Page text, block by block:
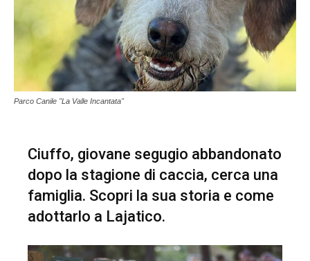
Parco Canile "La Valle Incantata"
Ciuffo, giovane segugio abbandonato
dopo la stagione di caccia, cerca una
famiglia. Scopri la sua storia e come
adottarlo a Lajatico.